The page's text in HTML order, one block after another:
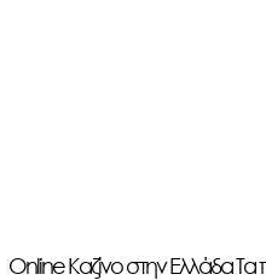
Οnline Καζίνο στην Ελλάδα Τα